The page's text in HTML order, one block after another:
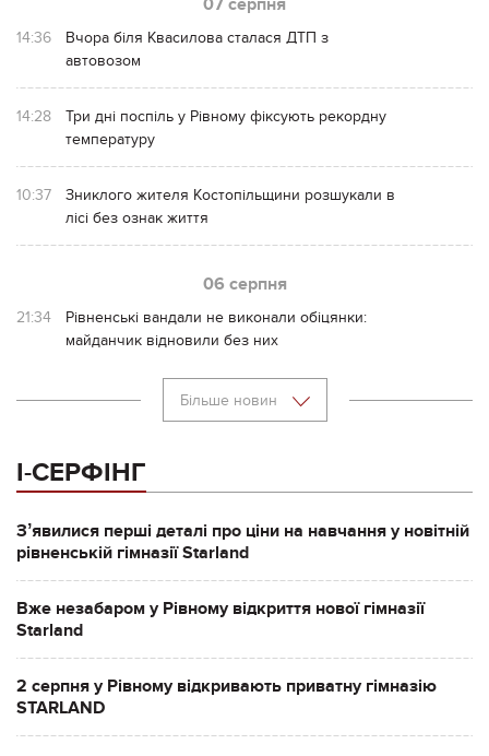
14:36
Вчора біля Квасилова сталася ДТП з
автовозом
14:28
Три дні поспіль у Рівному фіксують рекордну
температуру
10:37
Зниклого жителя Костопільщини розшукали в
лісі без ознак життя
06 серпня
21:34
Рівненські вандали не виконали обіцянки:
майданчик відновили без них
Більше новин
І-СЕРФІНГ
Зʼявилися перші деталі про ціни на навчання у новітній
рівненській гімназії Starland
Вже незабаром у Рівному відкриття нової гімназії
Starland
2 серпня у Рівному відкривають приватну гімназію
STARLAND